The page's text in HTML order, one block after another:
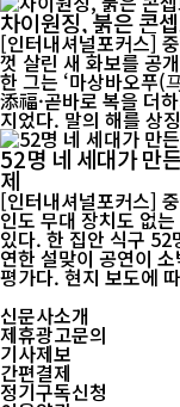
차이원징, 붉은 콘
[인터내셔널포커스]
껏 살린 새 화보를 공
한 그는 ‘마상바오푸(
添福·곧바로 복을 더
지었다. 말의 해를 상
52명 네 세대가 만
제
[인터내셔널포커스]
인도 무대 장치도 없
있다. 한 집안 식구 52
연한 설맞이 공연이
평가다. 현지 보
신문사소개
제휴광고문의
기사제보
간편결제
정기구독신청